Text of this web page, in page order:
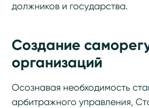
должников и государства.
Создание
организаций
Осознавая необходимость
арбитражного управления,